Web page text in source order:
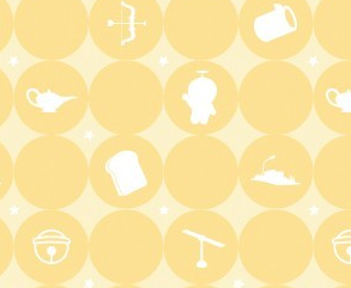
バズマンTV
深夜 1:45
ラブ!!Jリーグ
深夜 2:00